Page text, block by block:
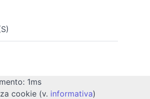
1ms
cookie (v. informativa)